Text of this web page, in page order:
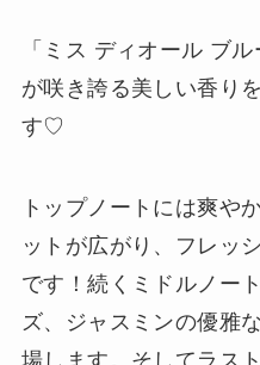
「ミス ディオール ブ
が咲き誇る美しい香り
す♡
トップノートには爽や
ットが広がり、フレッ
です！続くミドルノー
ズ、ジャスミンの優雅